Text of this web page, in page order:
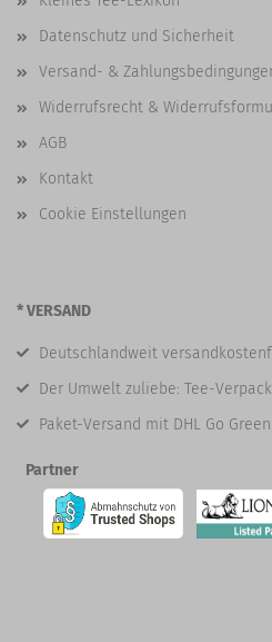
Datenschutz und Sicherheit
Versand- &
Widerrufsrecht &
AGB
Kontakt
Cookie Einstellungen
* VERSAND
Deutschlandweit
Der Umwelt zuliebe: Tee-
Paket-Versand mit DHL Go
Partner